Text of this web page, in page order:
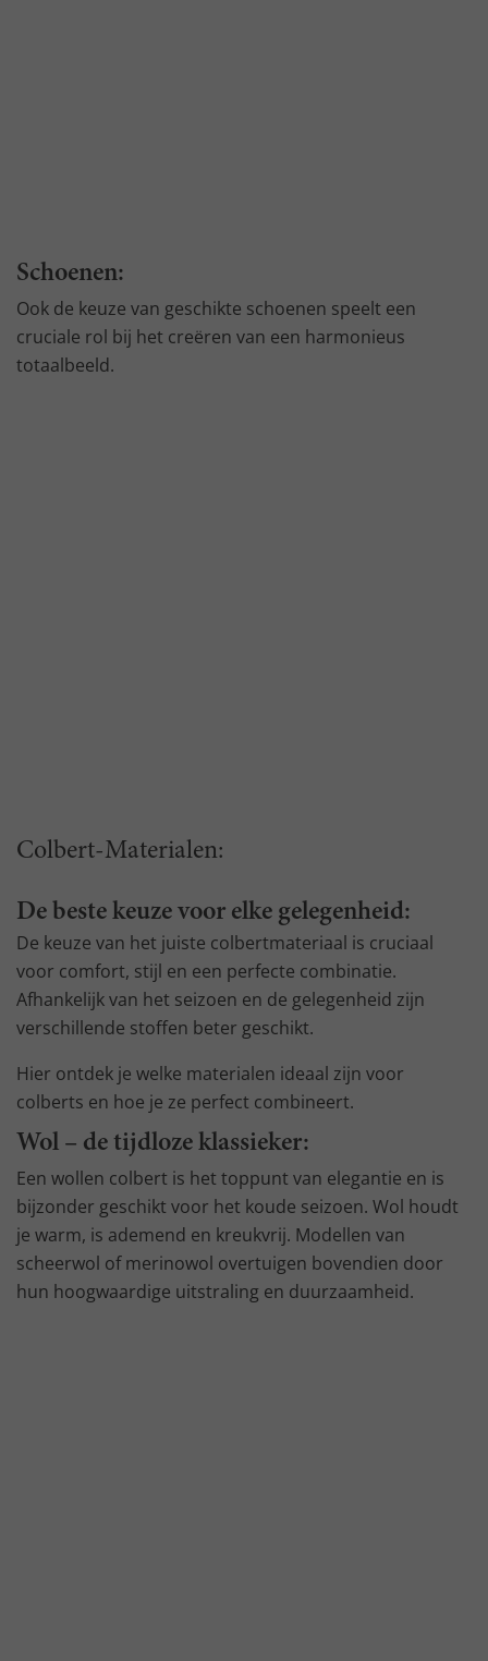
Schoenen:
Ook de keuze van geschikte schoenen speelt een
cruciale rol bij het creëren van een harmonieus
totaalbeeld.
Colbert-Materialen:
De beste keuze voor elke gelegenheid:
De keuze van het juiste colbertmateriaal is cruciaal
voor comfort, stijl en een perfecte combinatie.
Afhankelijk van het seizoen en de gelegenheid zijn
verschillende stoffen beter geschikt.
Hier ontdek je welke materialen ideaal zijn voor
colberts en hoe je ze perfect combineert.
Wol – de tijdloze klassieker:
Een wollen colbert is het toppunt van elegantie en is
bijzonder geschikt voor het koude seizoen. Wol houdt
je warm, is ademend en kreukvrij. Modellen van
scheerwol of merinowol overtuigen bovendien door
hun hoogwaardige uitstraling en duurzaamheid.